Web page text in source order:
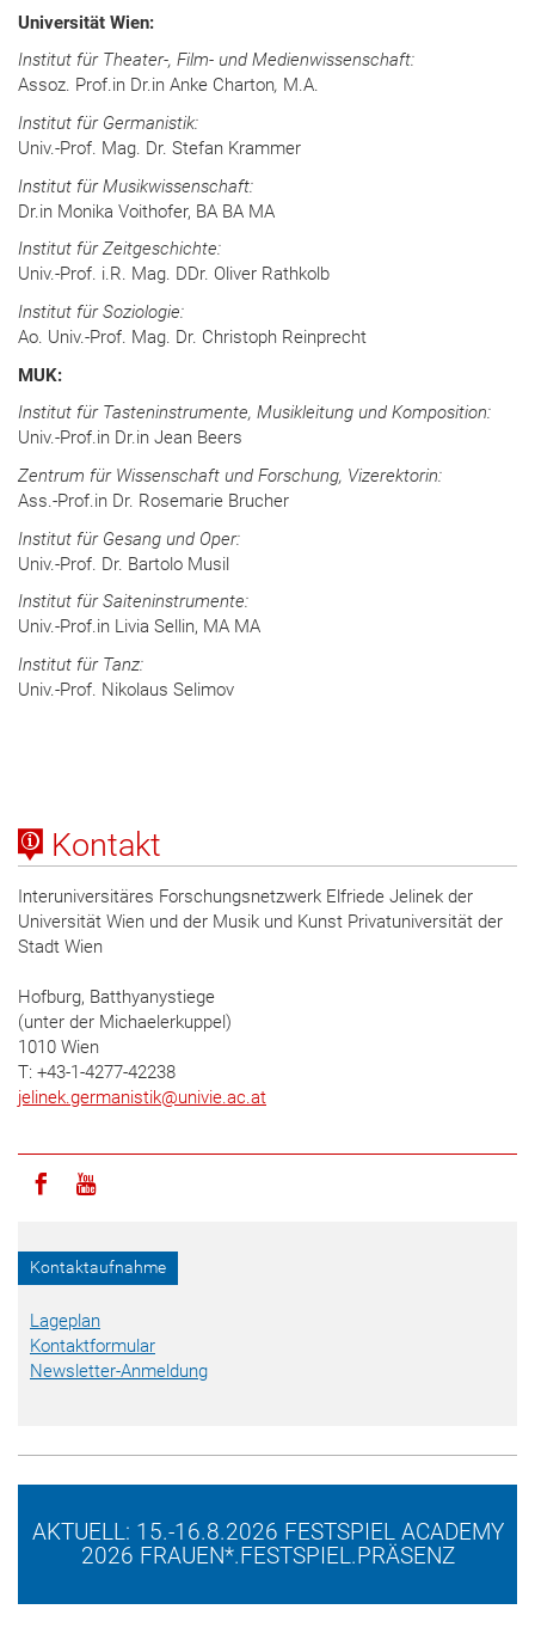
Universität Wien:
Institut für Theater-, Film- und Medienwissenschaft:
Assoz. Prof.in Dr.in Anke Charton, M.A.
Institut für Germanistik:
Univ.-Prof. Mag. Dr. Stefan Krammer
Institut für Musikwissenschaft:
Dr.in Monika Voithofer, BA BA MA
Institut für Zeitgeschichte:
Univ.-Prof. i.R. Mag. DDr. Oliver Rathkolb
Institut für Soziologie:
Ao. Univ.-Prof. Mag. Dr. Christoph Reinprecht
MUK:
Institut für Tasteninstrumente, Musikleitung und Komposition:
Univ.-Prof.in Dr.in Jean Beers
Zentrum für Wissenschaft und Forschung, Vizerektorin:
Ass.-Prof.in Dr. Rosemarie Brucher
Institut für Gesang und Oper:
Univ.-Prof. Dr. Bartolo Musil
Institut für Saiteninstrumente:
Univ.-Prof.in Livia Sellin, MA MA
Institut für Tanz:
Univ.-Prof. Nikolaus Selimov
Kontakt
Interuniversitäres Forschungsnetzwerk Elfriede Jelinek der
Universität Wien und der Musik und Kunst Privatuniversität der
Stadt Wien
Hofburg, Batthyanystiege
(unter der Michaelerkuppel)
1010 Wien
T: +43-1-4277-42238
jelinek.germanistik@univie.ac.at
Icon facebook
Icon youtube
Kontaktaufnahme
Lageplan
Kontaktformular
Newsletter-Anmeldung
AKTUELL: 15.-16.8.2026 FESTSPIEL ACADEMY
2026 FRAUEN*.FESTSPIEL.PRÄSENZ